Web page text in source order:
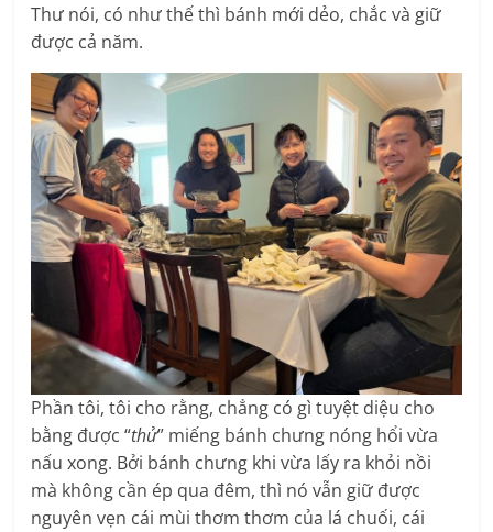
Thư nói, có như thế thì bánh mới dẻo, chắc và giữ
được cả năm.
Phần tôi, tôi cho rằng, chẳng có gì tuyệt diệu cho
bằng được “thử” miếng bánh chưng nóng hổi vừa
nấu xong. Bởi bánh chưng khi vừa lấy ra khỏi nồi
mà không cần ép qua đêm, thì nó vẫn giữ được
nguyên vẹn cái mùi thơm thơm của lá chuối, cái